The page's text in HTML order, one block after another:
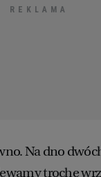
Na dno
trochę